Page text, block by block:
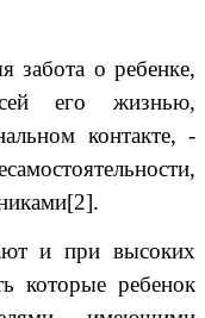
о ребенке,
его жизнью,
контакте, -
[2].
при высоких
которые ребенок